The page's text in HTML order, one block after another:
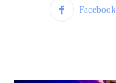
Facebook